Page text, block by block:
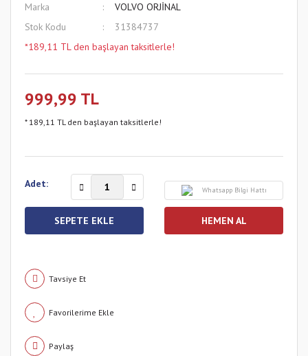
Marka
VOLVO ORJİNAL
Stok Kodu
31384737
*189,11 TL den başlayan taksitlerle!
999,99 TL
* 189,11 TL den başlayan taksitlerle!
Adet:
Whatsapp Bilgi Hattı
SEPETE EKLE HEMEN AL
Tavsiye Et
Paylaş